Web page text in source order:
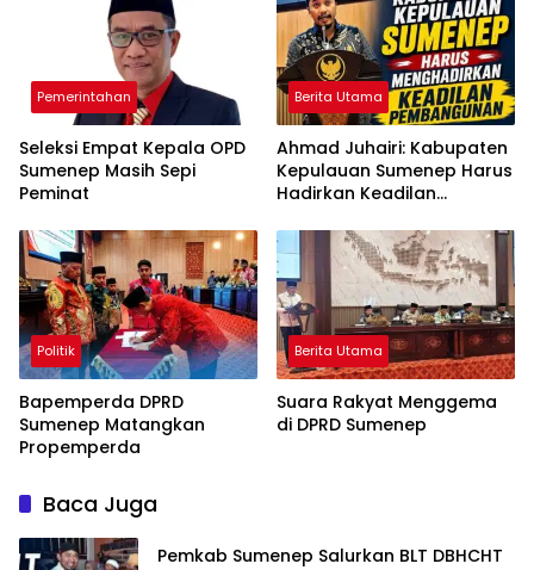
Pemerintahan
Seleksi Empat Kepala OPD
Sumenep Masih Sepi
Peminat
Berita Utama
Ahmad Juhairi: Kabupaten
Kepulauan Sumenep Harus
Hadirkan Keadilan
Sekadar Ganti Nama
Politik
Bapemperda DPRD
Sumenep Matangkan
Propemperda
Berita Utama
Suara Rakyat Menggema
di DPRD Sumenep
Baca Juga
Pemkab Sumenep Salurkan BLT DBHCHT